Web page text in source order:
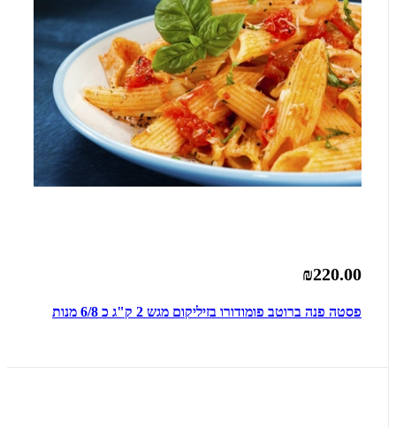
₪220.00
פסטה פנה ברוטב פומודורו בזיליקום מגש 2 ק"ג כ 6/8 מנות